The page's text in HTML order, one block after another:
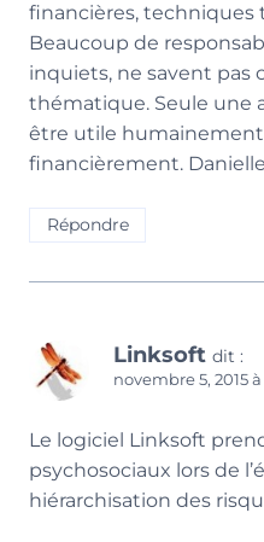
financières, techniques
Beaucoup de
inquiets, ne savent
thématique. Seule une
être utile
financièrement. Danielle
Répondre
Linksoft dit :
novembre 5, 2015
Le logiciel Linksoft
psychosociaux lors de
hiérarchisation des